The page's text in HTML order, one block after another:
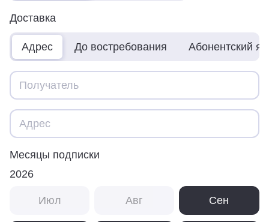
Доставка
Адрес До востребования Абонентский
Месяцы подписки
2026
Июл Авг Сен